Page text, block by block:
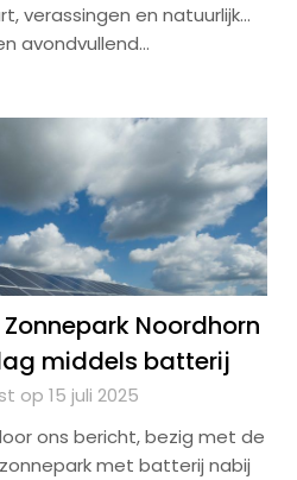
verassingen en natuurlijk…
avondvullend…
Noordhorn
middels batterij
op 15 juli 2025
ons bericht, bezig met de
met batterij nabij